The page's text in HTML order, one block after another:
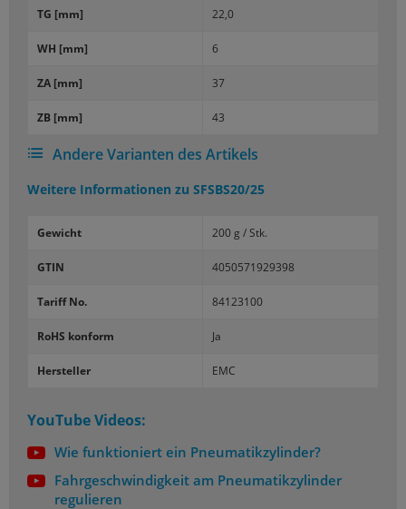
TG [mm] 22,0
WH [mm] 6
ZA [mm] 37
ZB [mm] 43
Andere Varianten des Artikels
Weitere Informationen zu SFSBS20/25
Gewicht 200 g / Stk.
GTIN 4050571929398
Tariff No. 84123100
RoHS konform Ja
Hersteller EMC
YouTube Videos:
Wie funktioniert ein Pneumatikzylinder?
Fahrgeschwindigkeit am Pneumatikzylinder
regulieren